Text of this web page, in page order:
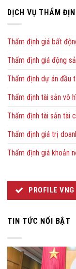
DỊCH VỤ THẨM
Thẩm định giá bất
Thẩm định giá động
Thẩm định dự án đầu
Thẩm định tài sản vô
Thẩm định tài sản tài
Thẩm định giá trị
Thẩm định giá khoản
PROFILE
TIN TỨC NỔI BẬT